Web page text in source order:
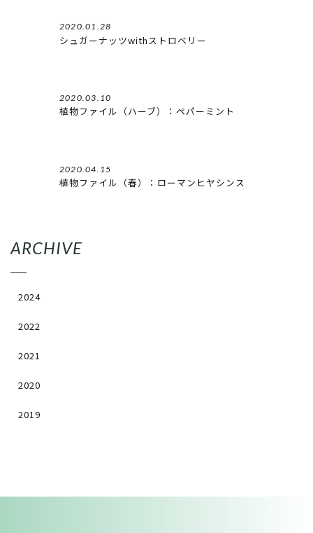
2020.01.28
シュガーナッツwithストロベリー
2020.03.10
植物ファイル（ハーブ）：ペパーミント
2020.04.15
植物ファイル（春）：ローマンヒヤシンス
ARCHIVE
2024
2022
2021
2020
2019